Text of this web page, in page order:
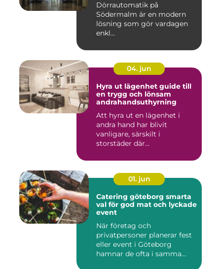
Dörrautomatik på
Södermalm är en modern
lösning som gör vardagen
enkl...
04. jun
Hyra ut lägenhet guide till
en trygg och lönsam
andrahandsuthyrning
Att hyra ut en lägenhet i
andra hand har blivit
vanligare, särskilt i
storstäder där
01. jun
Catering göteborg smarta
val för god mat och lyckade
event
När företag och
privatpersoner planerar fest
eller event i Göteborg
hamnar de ofta i samma